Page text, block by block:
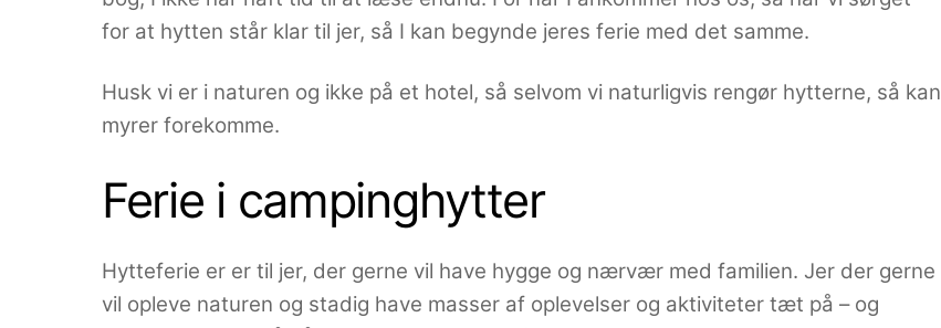
for at hytten står klar til jer, så I kan begynde jeres ferie med det samme.
Husk vi er i naturen og ikke på et hotel, så selvom vi naturligvis rengør hytterne, så kan
myrer forekomme.
Ferie i campinghytter
Hytteferie er er til jer, der gerne vil have hygge og nærvær med familien. Jer der gerne
vil opleve naturen og stadig have masser af oplevelser og aktiviteter tæt på – og